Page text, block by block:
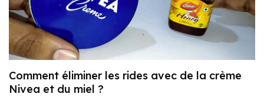
Comment éliminer les rides avec de la crème
Nivea et du miel ?